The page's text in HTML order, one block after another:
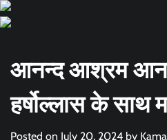
आनन्द आश्रम
हर्षोल्लास के साथ
Posted on July 20, 2024 by